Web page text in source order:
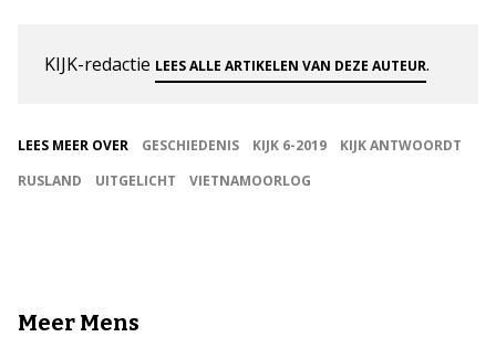
KIJK-redactie LEES ALLE ARTIKELEN VAN DEZE AUTEUR.
LEES MEER OVER GESCHIEDENIS KIJK 6-2019
KIJK ANTWOORDT
RUSLAND
UITGELICHT VIETNAMOORLOG
Meer Mens